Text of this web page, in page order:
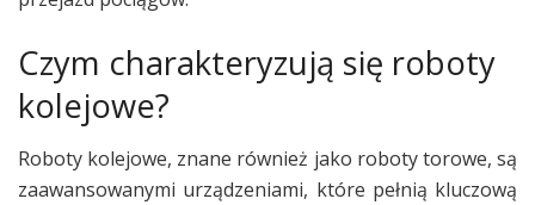
Czym charakteryzują się roboty
kolejowe?
Roboty kolejowe, znane również jako roboty torowe, są
zaawansowanymi urządzeniami, które pełnią kluczową